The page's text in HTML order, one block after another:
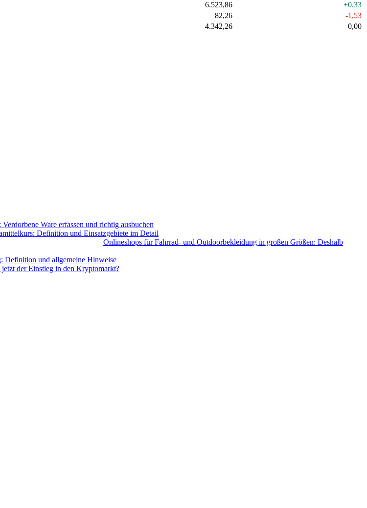
6.523,86
+0,33
82,26
-1,53
4.342,26
0,00
Ware erfassen und richtig ausbuchen
Definition und Einsatzgebiete im Detail
Onlineshops für Fahrrad- und Outdoorbekleidung in großen Größen: Deshalb
Definition und allgemeine Hinweise
der Einstieg in den Kryptomarkt?